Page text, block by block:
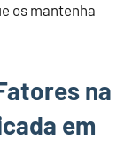
os mantenha
na
em